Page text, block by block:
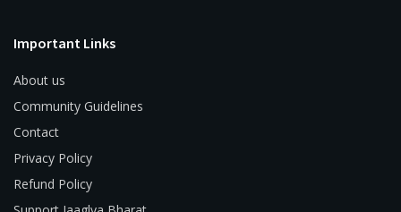
Important Links
About us
Community Guidelines
Contact
Privacy Policy
Refund Policy